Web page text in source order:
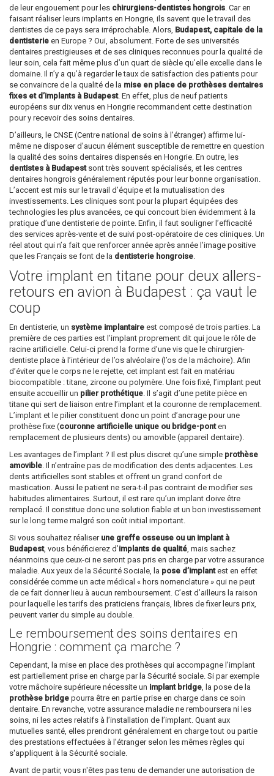
de leur engouement pour les chirurgiens-dentistes hongrois. Car en
faisant réaliser leurs implants en Hongrie, ils savent que le travail des
dentistes de ce pays sera irréprochable. Alors, Budapest, capitale de la
dentisterie en Europe ? Oui, absolument. Forte de ses universités
dentaires prestigieuses et de ses cliniques reconnues pour la qualité de
leur soin, cela fait même plus d’un quart de siècle qu’elle excelle dans le
domaine. Il n’y a qu’à regarder le taux de satisfaction des patients pour
se convaincre de la qualité de la mise en place de prothèses dentaires
fixes et d’implants à Budapest. En effet, plus de neuf patients
européens sur dix venus en Hongrie recommandent cette destination
pour y recevoir des soins dentaires.
D’ailleurs, le CNSE (Centre national de soins à l’étranger) affirme lui-
même ne disposer d’aucun élément susceptible de remettre en question
la qualité des soins dentaires dispensés en Hongrie. En outre, les
dentistes à Budapestsont très souvent spécialisés, et les centres
dentaires hongrois généralement réputés pour leur bonne organisation.
L’accent est mis sur le travail d’équipe et la mutualisation des
investissements. Les cliniques sont pour la plupart équipées des
technologies les plus avancées, ce qui concourt bien évidemment à la
pratique d’une dentisterie de pointe. Enfin, il faut souligner l’efficacité
des services après-vente et de suivi post-opératoire de ces cliniques. Un
réel atout qui n’a fait que renforcer année après année l’image positive
que les Français se font de la dentisterie hongroise.
Votre implant en titane pour deux allers-
retours en avion à Budapest : ça vaut le
coup
En dentisterie, un système implantaire est composé de trois parties. La
première de ces parties est l’implant proprement dit qui joue le rôle de
racine artificielle. Celui-ci prend la forme d’une vis que le chirurgien-
dentiste place à l’intérieur de l’os alvéolaire (l’os de la mâchoire). Afin
d’éviter que le corps ne le rejette, cet implant est fait en matériau
biocompatible : titane, zircone ou polymère. Une fois fixé, l’implant peut
ensuite accueillir un pilier prothétique. Il s’agit d’une petite pièce en
titane qui sert de liaison entre l’implant et la couronne de remplacement.
L’implant et le pilier constituent donc un point d’ancrage pour une
prothèse fixe (couronne artificielle unique ou bridge-ponten
remplacement de plusieurs dents) ou amovible (appareil dentaire).
Les avantages de l’implant ? Il est plus discret qu’une simple prothèse
amovible. Il n’entraîne pas de modification des dents adjacentes. Les
dents artificielles sont stables et offrent un grand confort de
mastication. Aussi le patient ne sera-t-il pas contraint de modifier ses
habitudes alimentaires. Surtout, il est rare qu’un implant doive être
remplacé. Il constitue donc une solution fiable et un bon investissement
sur le long terme malgré son coût initial important.
Si vous souhaitez réaliser une greffe osseuse ou un implant à
Budapest, vous bénéficierez d’implants de qualité, mais sachez
néanmoins que ceux-ci ne seront pas pris en charge par votre assurance
maladie. Aux yeux de la Sécurité Sociale, la pose d’implantest en effet
considérée comme un acte médical « hors nomenclature » qui ne peut
de ce fait donner lieu à aucun remboursement. C’est d’ailleurs la raison
pour laquelle les tarifs des praticiens français, libres de fixer leurs prix,
peuvent varier du simple au double.
Le remboursement des soins dentaires en
Hongrie : comment ça marche ?
Cependant, la mise en place des prothèses qui accompagne l’implant
est partiellement prise en charge par la Sécurité sociale. Si par exemple
votre mâchoire supérieure nécessite un implant bridge, la pose de la
prothèse bridge pourra être en partie prise en charge dans ce soin
dentaire. En revanche, votre assurance maladie ne remboursera ni les
soins, ni les actes relatifs à l’installation de l’implant. Quant aux
mutuelles santé, elles prendront généralement en charge tout ou partie
des prestations effectuées à l'étranger selon les mêmes règles qui
s'appliquent à la Sécurité sociale.
Avant de partir, vous n'êtes pas tenu de demander une autorisation de